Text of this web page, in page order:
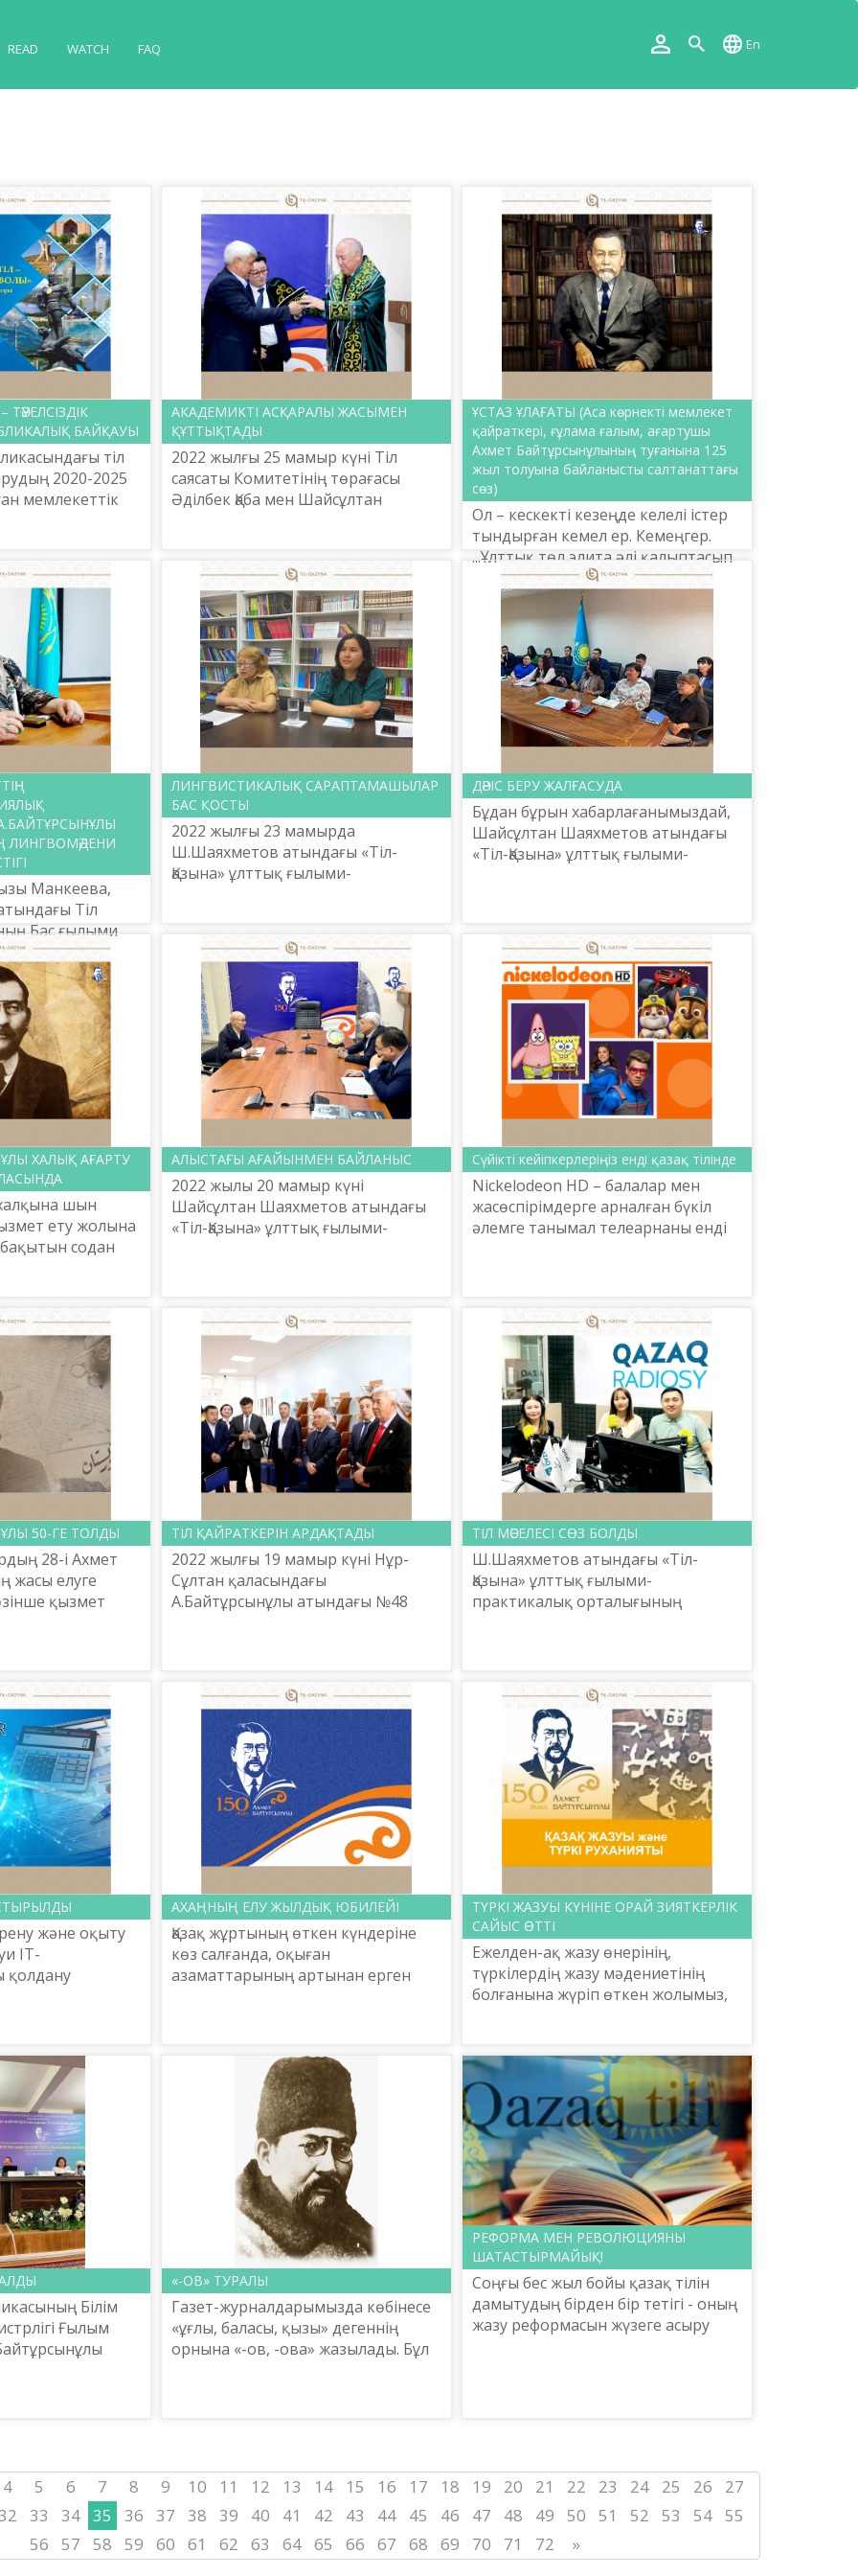
READ WATCH FAQ En
БАЙҚАУЫ
тіл
2020-2025
мемлекеттік
...
АКАДЕМИКТІ АСҚАРАЛЫ ЖАСЫМЕН
ҚҰТТЫҚТАДЫ
2022 жылғы 25 мамыр күні Тіл
саясаты Комитетінің төрағасы
Әділбек Қаба мен Шайсұлтан
орталығының басшысы Ербол
ҰСТАЗ ҰЛАҒАТЫ (Аса көрнекті мемлекет
қайраткері, ғұлама ғалым, ағартушы
Ахмет Байтұрсынұлының туғанына 125
жыл толуына байланысты салтанаттағы
сөз)
Ол – кескекті кезеңде келелі істер
тындырған кемел ер. Кемеңгер.
...Ұлттық төл элита əлі қалыптасып
үлгермеген еді. Оқығандар
шашыранды жұрттан
шыққандықтан бас қосып, күш бір...
ЛИНГВОМӘДЕНИ
Манкеева,
Тіл
Бас ғылыми
ЛИНГВИСТИКАЛЫҚ САРАПТАМАШЫЛАР
БАС ҚОСТЫ
2022 жылғы 23 мамырда
Ш.Шаяхметов атындағы «Тіл-
Қазына» ұлттық ғылыми-
лингвистикалық сараптамашылар
тобына арнап онлайн режимде се...
ДӘРІС БЕРУ ЖАЛҒАСУДА
Бұдан бұрын хабарлағанымыздай,
Шайсұлтан Шаяхметов атындағы
«Тіл-Қазына» ұлттық ғылыми-
ХАЛЫҚ АҒАРТУ
шын
ету жолына
содан
ұла...
АЛЫСТАҒЫ АҒАЙЫНМЕН БАЙЛАНЫС
2022 жылы 20 мамыр күні
Шайсұлтан Шаяхметов атындағы
«Тіл-Қазына» ұлттық ғылыми-
Сүйікті кейіпкерлеріңіз енді қазақ тілінде
Nickelodeon HD – балалар мен
жасөспірімдерге арналған бүкіл
әлемге танымал телеарнаны енді
50-ГЕ ТОЛДЫ
28-і Ахмет
жасы елуге
қызмет
ТІЛ ҚАЙРАТКЕРІН АРДАҚТАДЫ
2022 жылғы 19 мамыр күні Нұр-
Сұлтан қаласындағы
А.Байтұрcынұлы атындағы №48
Мамаділдің өмірі ме...
ТІЛ МӘСЕЛЕСІ СӨЗ БОЛДЫ
Ш.Шаяхметов атындағы «Тіл-
Қазына» ұлттық ғылыми-
практикалық орталығының
қызметі өз алдына, ба...
және оқыту
IT-
қолдану
АХАҢНЫҢ ЕЛУ ЖЫЛДЫҚ ЮБИЛЕЙІ
Қазақ жұртының өткен күндеріне
көз салғанда, оқыған
азаматтарының артынан ерген
ТҮРКІ ЖАЗУЫ КҮНІНЕ ОРАЙ ЗИЯТКЕРЛІК
САЙЫС ӨТТІ
Ежелден-ақ жазу өнерінің,
түркілердің жазу мәдениетінің
болғанына жүріп өткен жолымыз,
далада еркін тыныстаған бай...
Білім
Ғылым
«-ОВ» ТУРАЛЫ
Газет-журналдарымызда көбінесе
«ұғлы, баласы, қызы» дегеннің
орнына «-ов, -ова» жазылады. Бұл
РЕФОРМА МЕН РЕВОЛЮЦИЯНЫ
ШАТАСТЫРМАЙЫҚ!
Соңғы бес жыл бойы қазақ тілін
дамытудың бірден бір тетігі - оның
жазу реформасын жүзеге асыру
4 5 6 7 8 9 10 11 12 13 14 15 16 17 18 19 20 21 22 23 24 25 26
27
33 34 35 36 37 38 39 40 41 42 43 44 45 46 47 48 49 50 51 52 53 54 55
56
57 58 59 60 61 62 63 64 65 66 67 68 69 70 71 72 »